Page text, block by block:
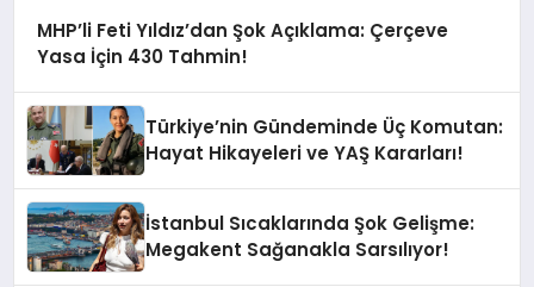
MHP’li Feti Yıldız’dan Şok Açıklama: Çerçeve
Yasa İçin 430 Tahmin!
Türkiye’nin Gündeminde Üç Komutan:
Hayat Hikayeleri ve YAŞ Kararları!
İstanbul Sıcaklarında Şok Gelişme:
Megakent Sağanakla Sarsılıyor!